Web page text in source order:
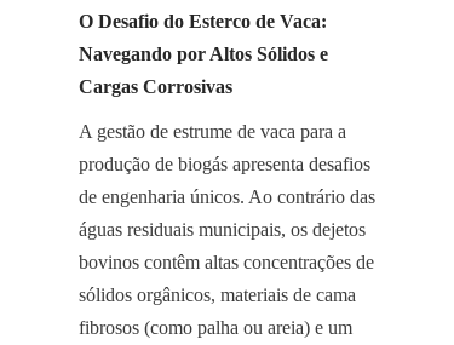
O Desafio do Esterco de Vaca:
Navegando por Altos Sólidos e
Cargas Corrosivas
A gestão de estrume de vaca para a
produção de biogás apresenta desafios
de engenharia únicos. Ao contrário das
águas residuais municipais, os dejetos
bovinos contêm altas concentrações de
sólidos orgânicos, materiais de cama
fibrosos (como palha ou areia) e um